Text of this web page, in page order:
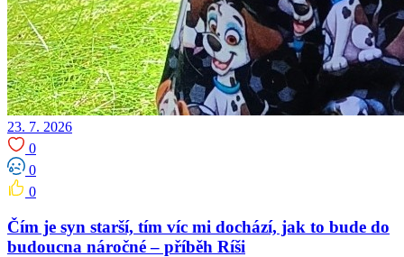
23. 7. 2026
0
0
0
Čím je syn starší, tím víc mi dochází, jak to bude do
budoucna náročné – příběh Ríši